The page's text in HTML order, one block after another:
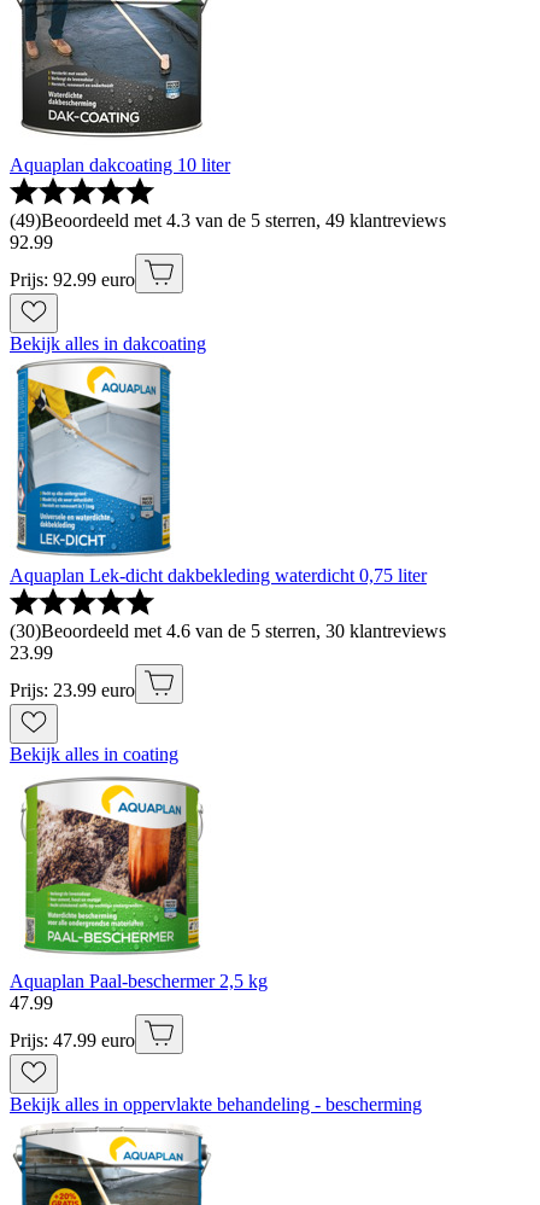
Aquaplan dakcoating 10 liter
(49)Beoordeeld met 4.3 van de 5 sterren, 49 klantreviews
92.99
Prijs: 92.99 euro
Bekijk alles in dakcoating
Aquaplan Lek-dicht dakbekleding waterdicht 0,75 liter
(30)Beoordeeld met 4.6 van de 5 sterren, 30 klantreviews
23.99
Prijs: 23.99 euro
Bekijk alles in coating
Aquaplan Paal-beschermer 2,5 kg
47.99
Prijs: 47.99 euro
Bekijk alles in oppervlakte behandeling - bescherming